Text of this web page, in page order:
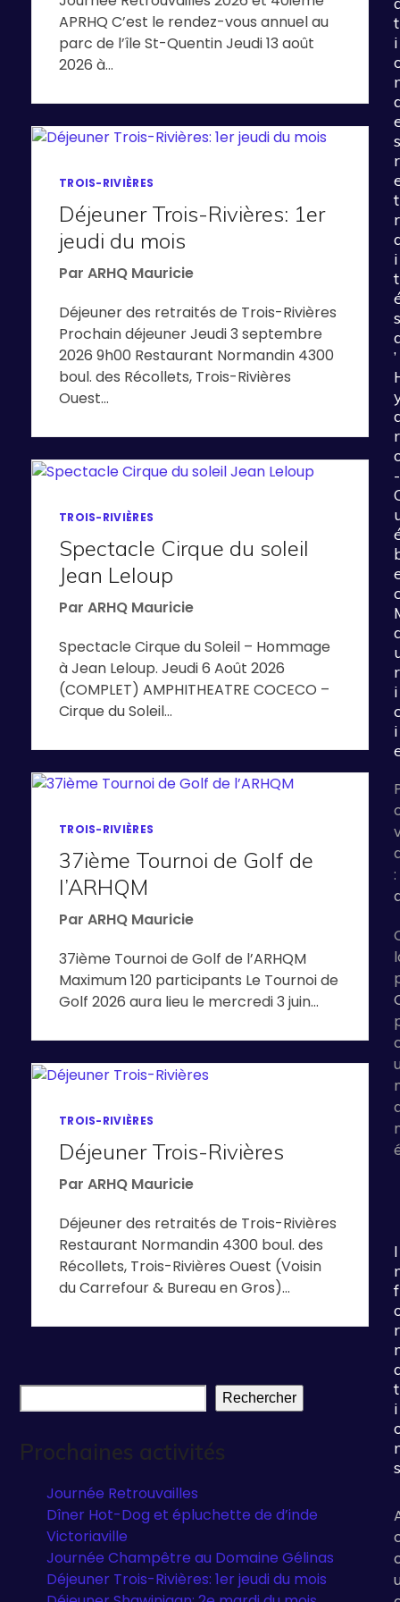
APRHQ C’est le rendez-vous annuel au
parc de l’île St-Quentin Jeudi 13 août
2026 à…
TROIS-RIVIÈRES
Déjeuner Trois-Rivières: 1er
jeudi du mois
Par ARHQ Mauricie
Déjeuner des retraités de Trois-Rivières
Prochain déjeuner Jeudi 3 septembre
2026 9h00 Restaurant Normandin 4300
boul. des Récollets, Trois-Rivières
Ouest…
TROIS-RIVIÈRES
Spectacle Cirque du soleil
Jean Leloup
Par ARHQ Mauricie
Spectacle Cirque du Soleil – Hommage
à Jean Leloup. Jeudi 6 Août 2026
(COMPLET) AMPHITHEATRE COCECO –
Cirque du Soleil…
TROIS-RIVIÈRES
37ième Tournoi de Golf de
l’ARHQM
Par ARHQ Mauricie
37ième Tournoi de Golf de l’ARHQM
Maximum 120 participants Le Tournoi de
Golf 2026 aura lieu le mercredi 3 juin…
TROIS-RIVIÈRES
Déjeuner Trois-Rivières
Par ARHQ Mauricie
Déjeuner des retraités de Trois-Rivières
Restaurant Normandin 4300 boul. des
Récollets, Trois-Rivières Ouest (Voisin
du Carrefour & Bureau en Gros)…
Rechercher
Prochaines activités
Journée Retrouvailles
Dîner Hot-Dog et épluchette de d’inde
Victoriaville
Journée Champêtre au Domaine Gélinas
Déjeuner Trois-Rivières: 1er jeudi du mois
t
i
s
r
t
r
i
t
s
’
r
-
r
i
i
:
I
f
r
t
i
s